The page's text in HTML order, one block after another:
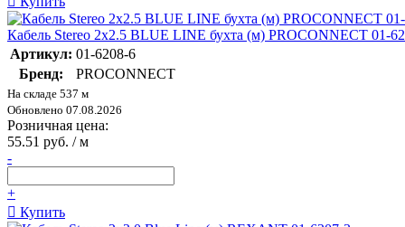
Кабель Stereo 2х2.5 BLUE LINE бухта (м) PROCONNECT 01-
Артикул: 01-6208-6
Бренд:
PROCONNECT
На складе 537 м
Обновлено 07.08.2026
Розничная цена:
55.51 руб. / м
-
+
Купить